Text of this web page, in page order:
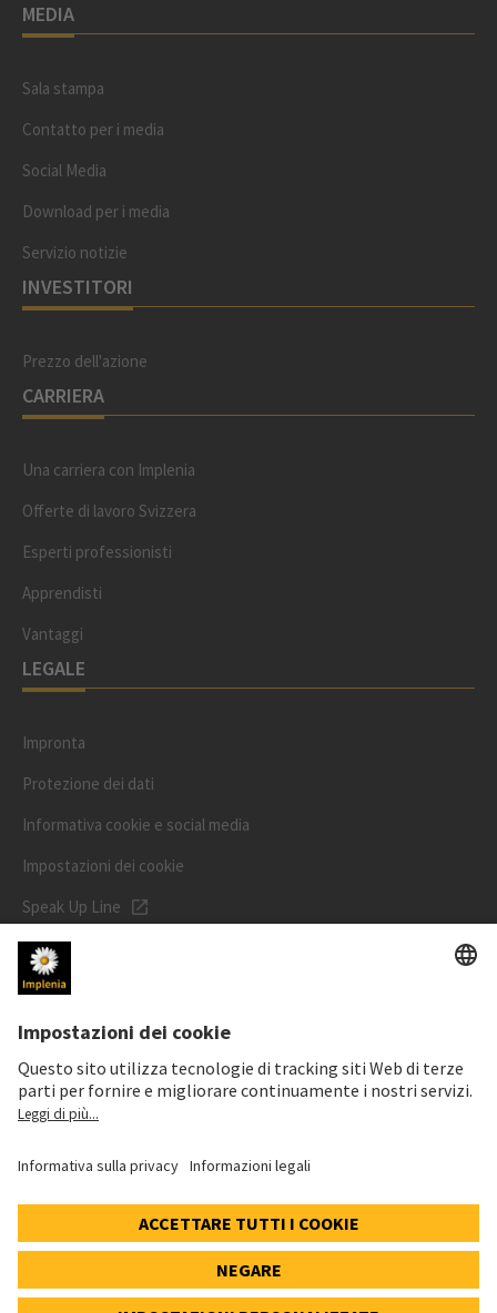
MEDIA
Sala stampa
Contatto per i media
Social Media
Download per i media
Servizio notizie
INVESTITORI
Prezzo dell'azione
CARRIERA
Una carriera con Implenia
Offerte di lavoro Svizzera
Esperti professionisti
Apprendisti
Vantaggi
LEGALE
Impronta
Protezione dei dati
Informativa cookie e social media
Impostazioni dei cookie
Speak Up Line
PREZZO DELL'AZIONE
ISIN: CH0023868554
62,70 CHF
-0,50 CHF (-0,79%)
Dettagli
© 2026 Implenia AG